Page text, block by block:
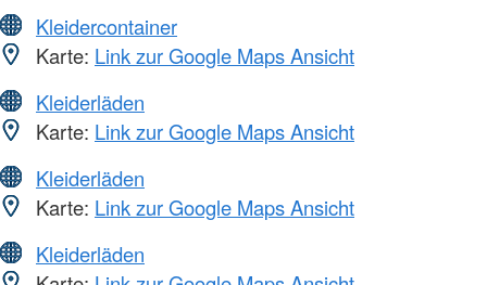
Kleidercontainer
Karte: Link zur Google Maps Ansicht
Kleiderläden
Karte: Link zur Google Maps Ansicht
Kleiderläden
Karte: Link zur Google Maps Ansicht
Kleiderläden